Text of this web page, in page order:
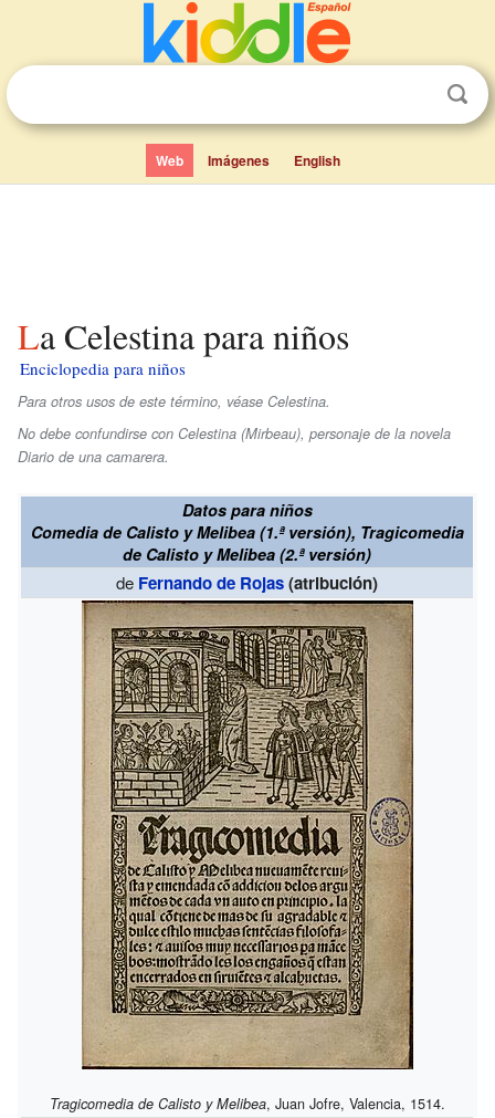
Web Imágenes English
La Celestina para niños
Enciclopedia para niños
Para otros usos de este término, véase Celestina.
No debe confundirse con Celestina (Mirbeau), personaje de la novela
Diario de una camarera.
Datos para niños
Comedia de Calisto y Melibea (1.ª versión), Tragicomedia
de Calisto y Melibea (2.ª versión)
de Fernando de Rojas(atribución)
Tragicomedia de Calisto y Melibea, Juan Jofre, Valencia, 1514.